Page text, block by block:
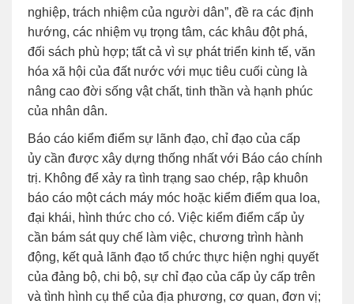
nghiệp, trách nhiệm của người dân”, đề ra các định
hướng, các nhiệm vụ trọng tâm, các khâu đột phá,
đối sách phù hợp; tất cả vì sự phát triển kinh tế, văn
hóa xã hội của đất nước với mục tiêu cuối cùng là
nâng cao đời sống vật chất, tinh thần và hạnh phúc
của nhân dân.
Báo cáo kiểm điểm sự lãnh đạo, chỉ đạo của cấp
ủy cần được xây dựng thống nhất với Báo cáo chính
trị. Không để xảy ra tình trạng sao chép, rập khuôn
báo cáo một cách máy móc hoặc kiểm điểm qua loa,
đại khái, hình thức cho có. Việc kiểm điểm cấp ủy
cần bám sát quy chế làm việc, chương trình hành
động, kết quả lãnh đạo tổ chức thực hiện nghị quyết
của đảng bộ, chi bộ, sự chỉ đạo của cấp ủy cấp trên
và tình hình cụ thể của địa phương, cơ quan, đơn vị;